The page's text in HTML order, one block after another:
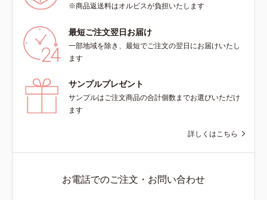
※商品返送料はオルビスが負担いたします
最短ご注文翌日お届け
一部地域を除き、最短でご注文の翌日にお届けいたし
ます
サンプルプレゼント
サンプルはご注文商品の合計個数までお選びいただけ
ます
詳しくはこちら
お電話でのご注文・お問い合わせ